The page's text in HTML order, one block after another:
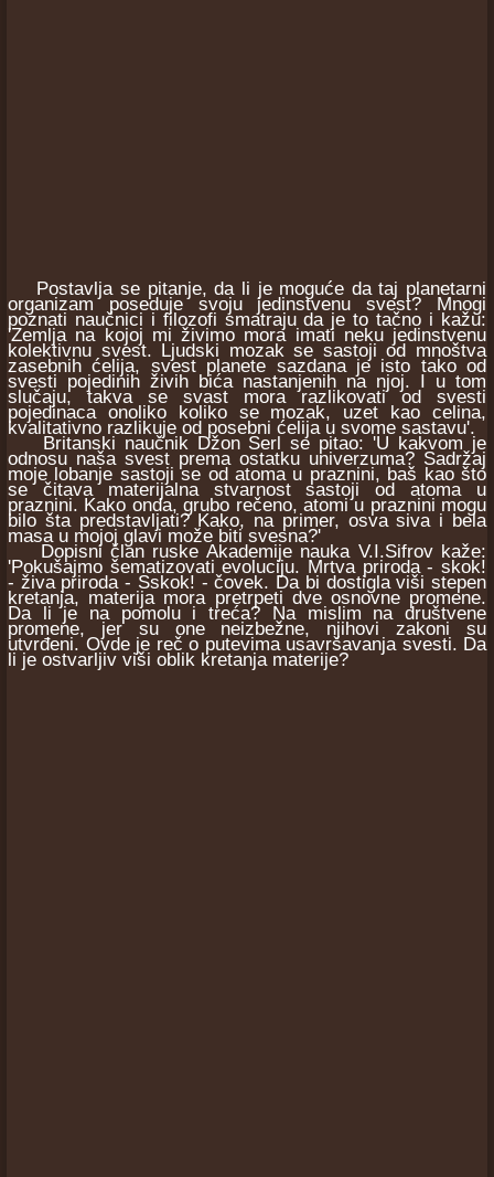
Postavlja se pitanje, da li je moguće da taj planetarni
organizam poseduje svoju jedinstvenu svest? Mnogi
poznati naučnici i filozofi smatraju da je to tačno i kažu:
'Zemlja na kojoj mi živimo mora imati neku jedinstvenu
kolektivnu svest. Ljudski mozak se sastoji od mnoštva
zasebnih ćelija, svest planete sazdana je isto tako od
svesti pojedinih živih bića nastanjenih na njoj. I u tom
slučaju, takva se svast mora razlikovati od svesti
pojedinaca onoliko koliko se mozak, uzet kao celina,
kvalitativno razlikuje od posebni ćelija u svome sastavu'.
Britanski naučnik Džon Serl se pitao: 'U kakvom je
odnosu naša svest prema ostatku univerzuma? Sadržaj
moje lobanje sastoji se od atoma u praznini, baš kao što
se čitava materijalna stvarnost sastoji od atoma u
praznini. Kako onda, grubo rečeno, atomi u praznini mogu
bilo šta predstavljati? Kako, na primer, osva siva i bela
masa u mojoj glavi može biti svesna?'
Dopisni član ruske Akademije nauka V.I.Sifrov kaže:
'Pokušajmo šematizovati evoluciju. Mrtva priroda - skok!
- živa priroda - Sskok! - čovek. Da bi dostigla viši stepen
kretanja, materija mora pretrpeti dve osnovne promene.
Da li je na pomolu i treća? Na mislim na društvene
promene, jer su one neizbežne, njihovi zakoni su
utvrđeni. Ovde je reč o putevima usavršavanja svesti. Da
li je ostvarljiv viši oblik kretanja materije?